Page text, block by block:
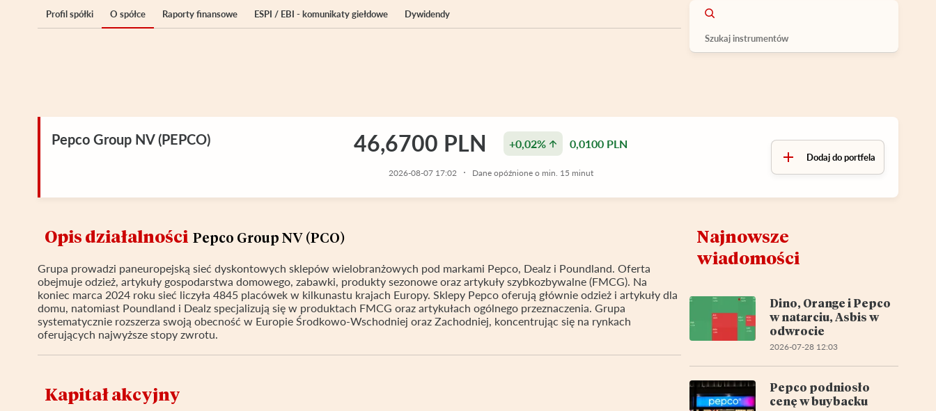
Profil spółki O spółce Raporty finansowe ESPI / EBI - komunikaty giełdowe Dywidendy
Pepco Group NV (PEPCO) 46,6700 PLN +0,02% 0,0100 PLN
2026-08-07 17:02 Dane opóźnione o min. 15 minut
Dodaj do portfela
Opis działalności Pepco Group NV (PCO)
Grupa prowadzi paneuropejską sieć dyskontowych sklepów wielobranżowych pod markami Pepco, Dealz i Poundland. Oferta
obejmuje odzież, artykuły gospodarstwa domowego, zabawki, produkty sezonowe oraz artykuły szybkozbywalne (FMCG). Na
koniec marca 2024 roku sieć liczyła 4845 placówek w kilkunastu krajach Europy. Sklepy Pepco oferują głównie odzież i artykuły dla
domu, natomiast Poundland i Dealz specjalizują się w produktach FMCG oraz artykułach ogólnego przeznaczenia. Grupa
systematycznie rozszerza swoją obecność w Europie Środkowo-Wschodniej oraz Zachodniej, koncentrując się na rynkach
oferujących najwyższe stopy zwrotu.
Kapitał akcyjny
Najnowsze
wiadomości
Dino, Orange i Pepco
w natarciu, Asbis w
odwrocie
2026-07-28 12:03
Pepco podniosło
cenę w buybacku